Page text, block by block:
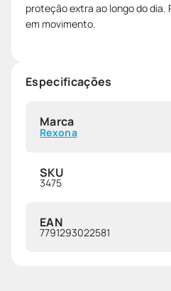
proteção extra ao longo do
em movimento.
Especificações
Marca
Rexona
SKU
3475
EAN
7791293022581